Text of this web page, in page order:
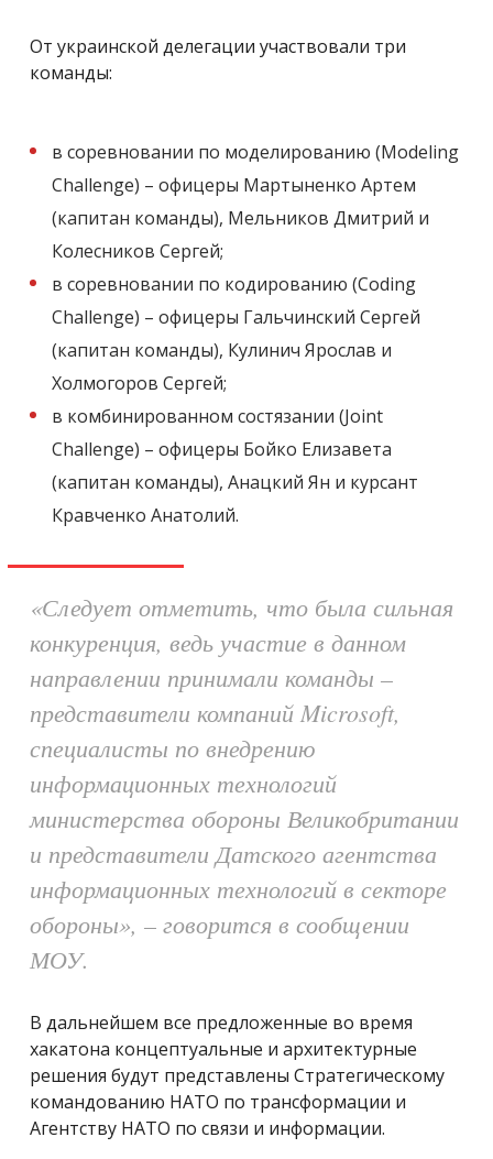
От украинской делегации участвовали три
команды:
в соревновании по моделированию (Modeling
Challenge) – офицеры Мартыненко Артем
(капитан команды), Мельников Дмитрий и
Колесников Сергей;
в соревновании по кодированию (Coding
Challenge) – офицеры Гальчинский Сергей
(капитан команды), Кулинич Ярослав и
Холмогоров Сергей;
в комбинированном состязании (Joint
Challenge) – офицеры Бойко Елизавета
(капитан команды), Анацкий Ян и курсант
Кравченко Анатолий.
«Следует отметить, что была сильная
конкуренция, ведь участие в данном
направлении принимали команды –
представители компаний Microsoft,
специалисты по внедрению
информационных технологий
министерства обороны Великобритании
и представители Датского агентства
информационных технологий в секторе
обороны», – говорится в сообщении
МОУ.
В дальнейшем все предложенные во время
хакатона концептуальные и архитектурные
решения будут представлены Стратегическому
командованию НАТО по трансформации и
Агентству НАТО по связи и информации.